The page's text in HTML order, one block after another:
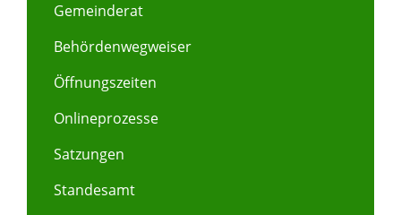
Gemeinderat
Behördenwegweiser
Öffnungszeiten
Onlineprozesse
Satzungen
Standesamt